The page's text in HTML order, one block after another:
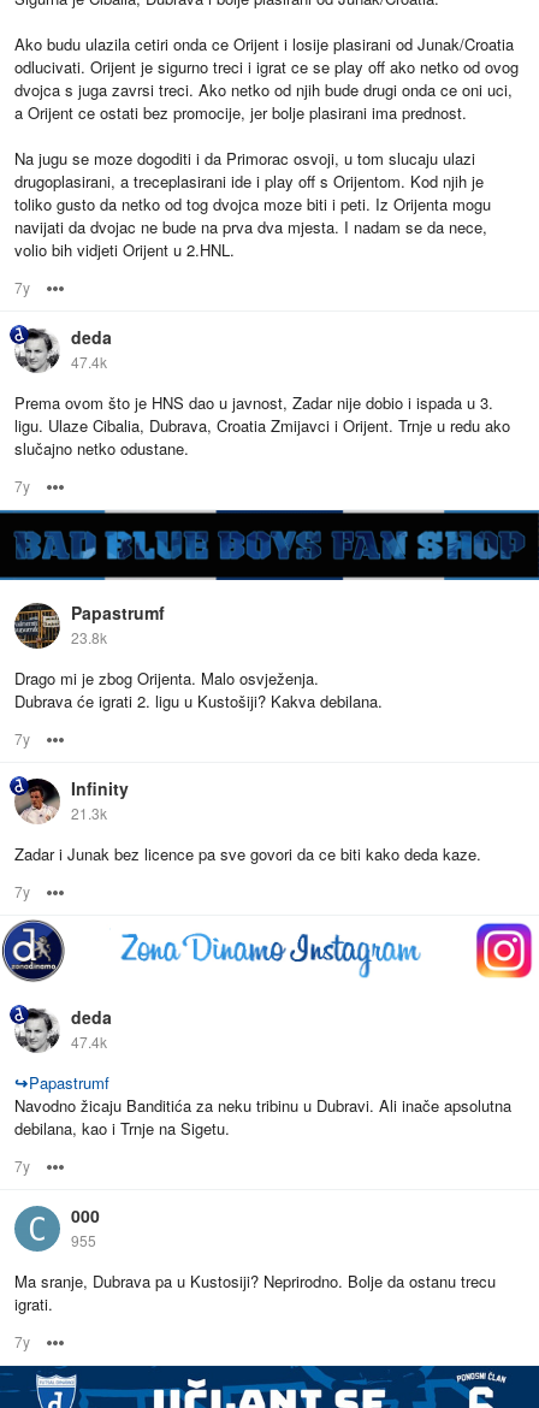
Ako budu ulazila cetiri onda ce Orijent i losije plasirani od Junak/Croatia
odlucivati. Orijent je sigurno treci i igrat ce se play off ako netko od ovog
dvojca s juga zavrsi treci. Ako netko od njih bude drugi onda ce oni uci,
a Orijent ce ostati bez promocije, jer bolje plasirani ima prednost.
Na jugu se moze dogoditi i da Primorac osvoji, u tom slucaju ulazi
drugoplasirani, a treceplasirani ide i play off s Orijentom. Kod njih je
toliko gusto da netko od tog dvojca moze biti i peti. Iz Orijenta mogu
navijati da dvojac ne bude na prva dva mjesta. I nadam se da nece,
volio bih vidjeti Orijent u 2.HNL.
7y
deda
47.4k
Prema ovom što je HNS dao u javnost, Zadar nije dobio i ispada u 3.
ligu. Ulaze Cibalia, Dubrava, Croatia Zmijavci i Orijent. Trnje u redu ako
slučajno netko odustane.
7y
Papastrumf
23.8k
Drago mi je zbog Orijenta. Malo osvježenja.
Dubrava će igrati 2. ligu u Kustošiji? Kakva debilana.
7y
Infinity
21.3k
Zadar i Junak bez licence pa sve govori da ce biti kako deda kaze.
7y
deda
47.4k
↪Papastrumf
Navodno žicaju Banditića za neku tribinu u Dubravi. Ali inače apsolutna
debilana, kao i Trnje na Sigetu.
7y
000
955
Ma sranje, Dubrava pa u Kustosiji? Neprirodno. Bolje da ostanu trecu
igrati.
7y